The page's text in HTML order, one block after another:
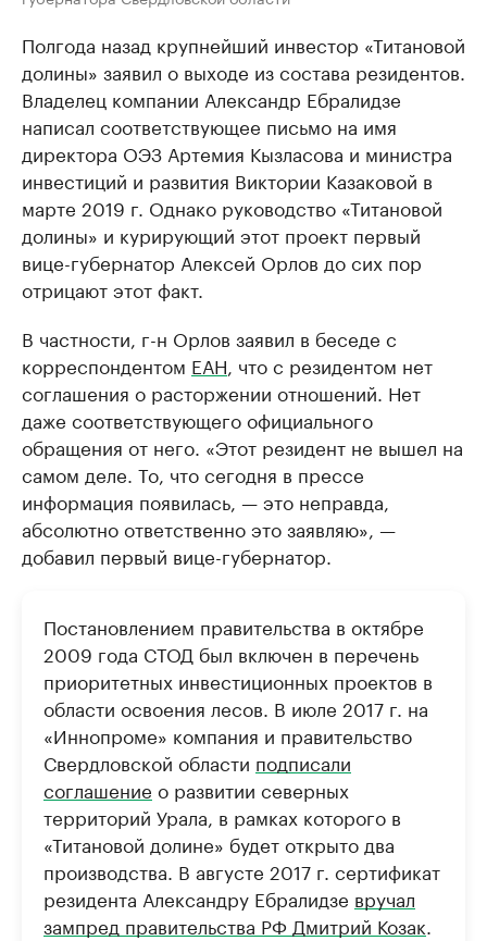
Полгода назад крупнейший инвестор «Титановой
долины» заявил о выходе из состава резидентов.
Владелец компании Александр Ебралидзе
написал соответствующее письмо на имя
директора ОЭЗ Артемия Кызласова и министра
инвестиций и развития Виктории Казаковой в
марте 2019 г. Однако руководство «Титановой
долины» и курирующий этот проект первый
вице-губернатор Алексей Орлов до сих пор
отрицают этот факт.
В частности, г-н Орлов заявил в беседе с
корреспондентом ЕАН, что с резидентом нет
соглашения о расторжении отношений. Нет
даже соответствующего официального
обращения от него. «Этот резидент не вышел на
самом деле. То, что сегодня в прессе
информация появилась, — это неправда,
абсолютно ответственно это заявляю», —
добавил первый вице-губернатор.
Постановлением правительства в октябре
2009 года СТОД был включен в перечень
приоритетных инвестиционных проектов в
области освоения лесов. В июле 2017 г. на
«Иннопроме» компания и правительство
Свердловской области подписали
соглашение о развитии северных
территорий Урала, в рамках которого в
«Титановой долине» будет открыто два
производства. В августе 2017 г. сертификат
резидента Александру Ебралидзе вручал
зампред правительства РФ Дмитрий Козак.